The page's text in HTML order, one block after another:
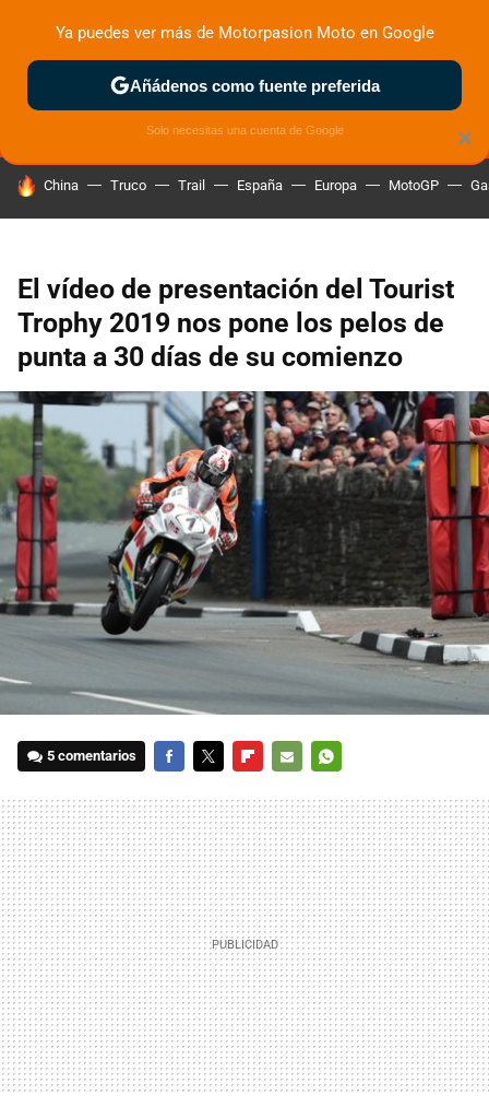
MENÚ NUEVO
ZONA DE PRUEBAS DEPORTIVAS MOTOS ELÉCTRICAS
HOY SE HABLA DE
China Truco Trail España Europa MotoGP
El vídeo de presentación del Tourist
Trophy 2019 nos pone los pelos de
punta a 30 días de su comienzo
5 comentarios
MAIL
×
Ya puedes ver más de Motorpasion Moto en Google
Añádenos como fuente preferida
Solo necesitas una cuenta de Google